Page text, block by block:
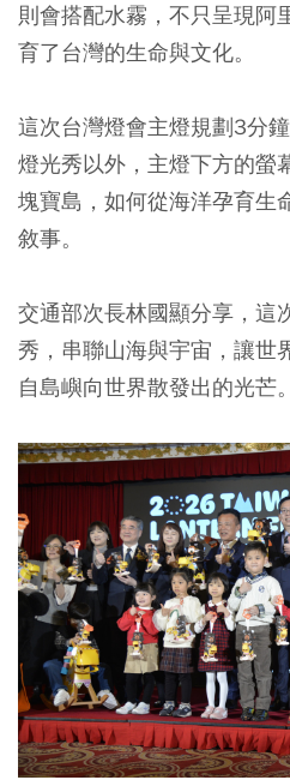
則會搭配水霧，不只呈現阿
育了台灣的生命與文化。
這次台灣燈會主燈規劃3分
燈光秀以外，主燈下方的螢
塊寶島，如何從海洋孕育生
敘事。
交通部次長林國顯分享，這
秀，串聯山海與宇宙，讓世
自島嶼向世界散發出的光芒。